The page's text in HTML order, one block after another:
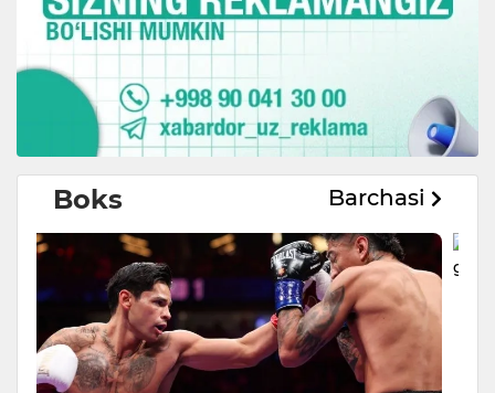
Boks Barchasi